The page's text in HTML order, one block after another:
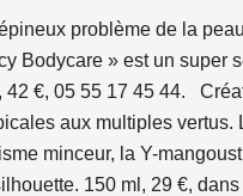
problème de la
Bodycare » est un super
€, 05 55 17 45 44.
aux multiples vertus.
minceur, la Y-
150 ml, 29 €,